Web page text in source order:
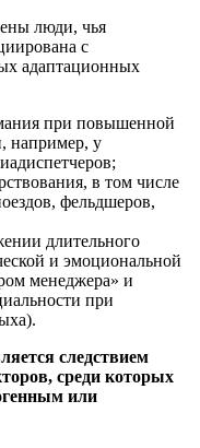
люди, чья
с
адаптационных
при повышенной
например, у
в том числе
фельдшеров,
длительного
и эмоциональной
менеджера» и
при
следствием
среди которых
или